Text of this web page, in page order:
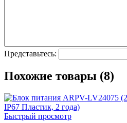
Представьтесь:
Похожие товары (8)
Быстрый просмотр